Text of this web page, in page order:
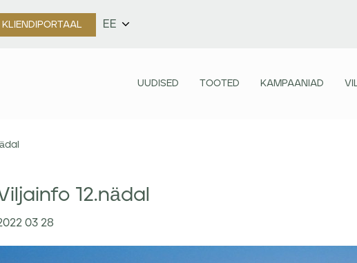
KLIENDIPORTAAL EE
UUDISED TOOTED KAMPAANIAD
12.nädal
03 28